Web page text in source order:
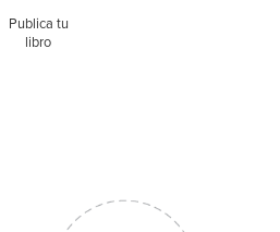
Publica tu
libro